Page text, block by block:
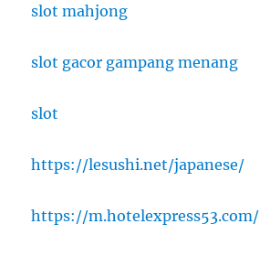
slot mahjong
slot gacor gampang menang
slot
https://lesushi.net/japanese/
https://m.hotelexpress53.com/